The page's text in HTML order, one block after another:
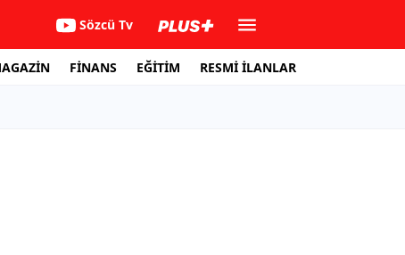
Sözcü Tv
FİNANS EĞİTİM RESMİ İLANLAR